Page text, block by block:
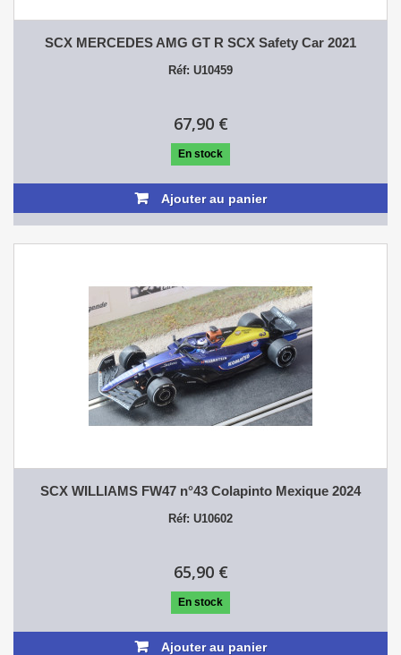
SCX MERCEDES AMG GT R SCX Safety Car 2021
Réf: U10459
67,90 €
En stock
Ajouter au panier
SCX WILLIAMS FW47 n°43 Colapinto Mexique 2024
Réf: U10602
65,90 €
En stock
Ajouter au panier